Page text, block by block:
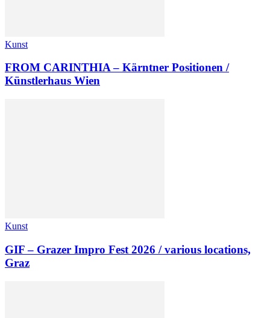
Kunst
FROM CARINTHIA – Kärntner Positionen /
Künstlerhaus Wien
Kunst
GIF – Grazer Impro Fest 2026 / various locations,
Graz